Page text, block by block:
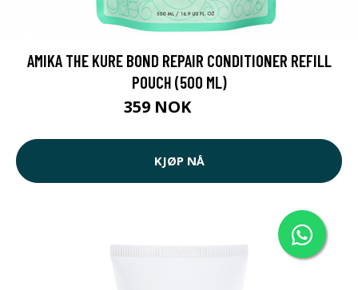
AMIKA THE KURE BOND REPAIR CONDITIONER REFILL
POUCH (500 ML)
359 NOK
KJØP NÅ